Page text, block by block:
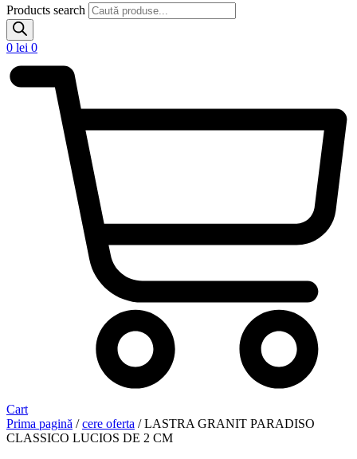
Products search
0 lei 0
Cart
Prima pagină /cere oferta / LASTRA GRANIT PARADISO
CLASSICO LUCIOS DE 2 CM